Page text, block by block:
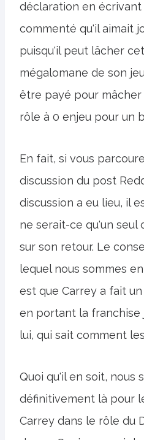
déclaration en écrivant
commenté qu'il aimait
puisqu'il peut lâcher
mégalomane de son
être payé pour
rôle à 0 enjeu pour un
En fait, si vous
discussion du post
discussion a eu lieu, il
ne serait-ce qu'un
sur son retour. Le
lequel nous sommes
est que Carrey a fait
en portant la franchise
lui, qui sait comment
Quoi qu'il en soit, nous
définitivement là pour
Carrey dans le rôle du